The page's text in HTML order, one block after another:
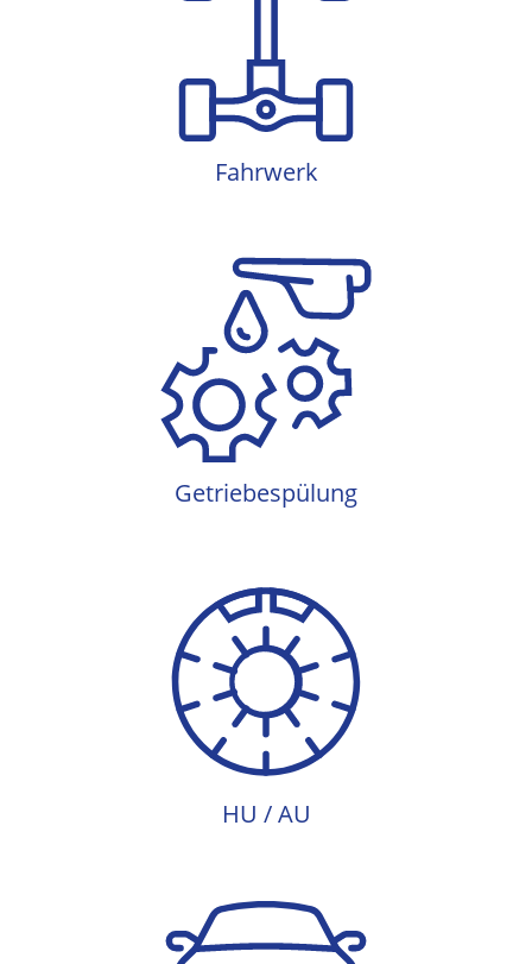
Fahrwerk
Getriebespülung
Getriebespülung
HU / AU
HU / AU